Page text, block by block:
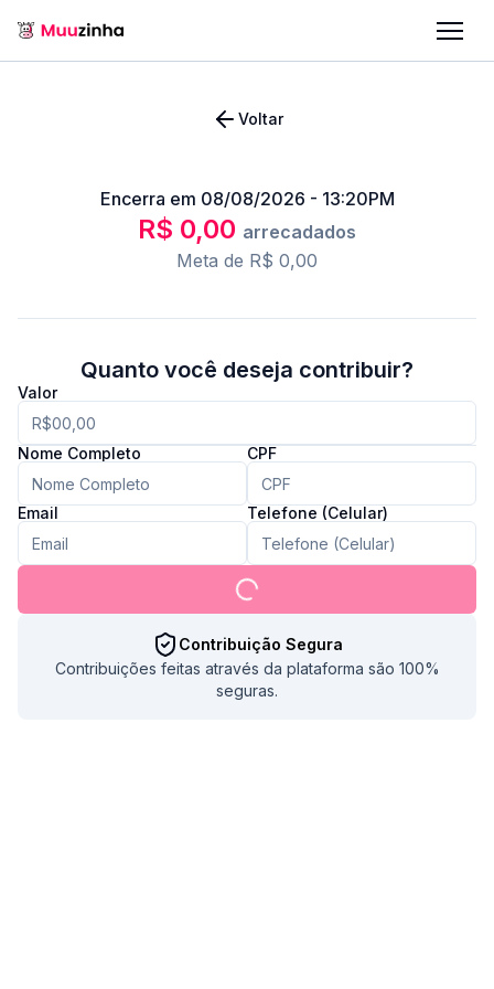
Voltar
Encerra em 08/08/2026 - 13:20PM
R$ 0,00 arrecadados
Meta de R$ 0,00
Quanto você deseja contribuir?
Valor
Nome Completo CPF
Email Telefone (Celular)
Contribuição Segura
Contribuições feitas através da plataforma são 100%
seguras.